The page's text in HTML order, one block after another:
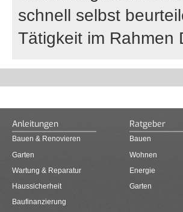
schnell selbst
Tätigkeit im Rahmen
Anleitungen
Bauen & Renovieren
Garten
Wartung & Reparatur
Haussicherheit
Baufinanzierung
Ratgeber
Bauen
Wohnen
Energie
Garten